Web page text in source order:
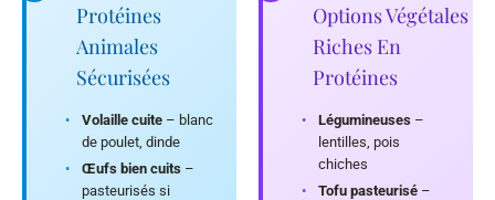
Protéines
Animales
Sécurisées
• Volaille cuite – blanc
de poulet, dinde
•
Œufs bien cuits –
pasteurisés si
Options Végétales
Riches En
Protéines
• Légumineuses –
lentilles, pois
chiches
•
Tofu pasteurisé –